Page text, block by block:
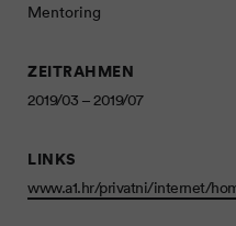
Mentoring
ZEITRAHMEN
2019/03 – 2019/07
LINKS
www.a1.hr/privatni/internet/